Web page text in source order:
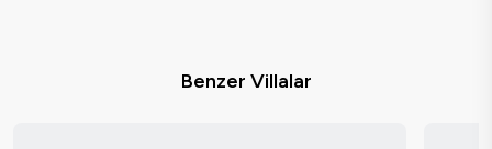
Benzer Villalar